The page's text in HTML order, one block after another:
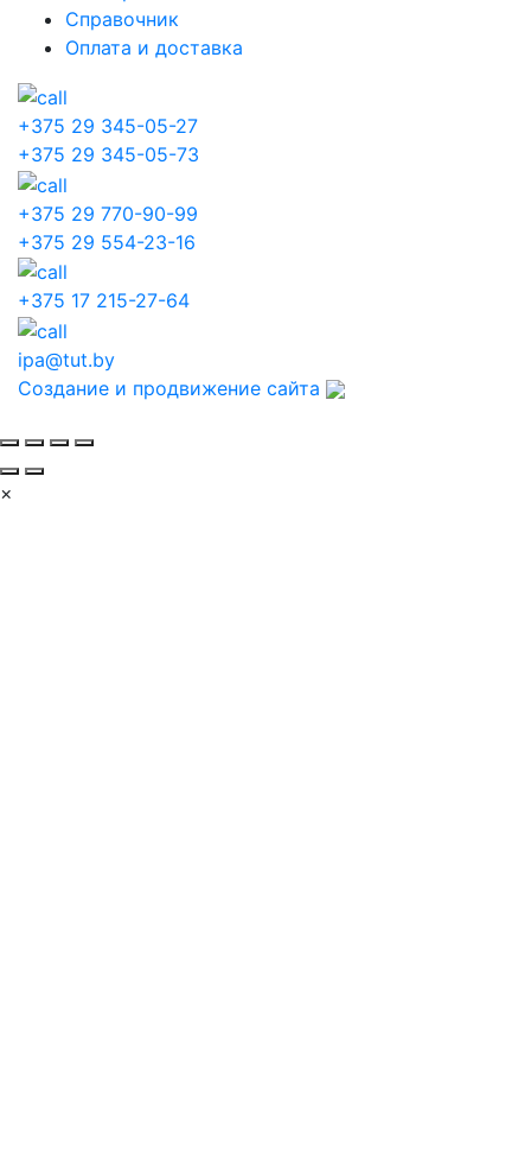
Справочник
Оплата и доставка
+375 29 345-05-27
+375 29 345-05-73
+375 29 770-90-99
+375 29 554-23-16
+375 17 215-27-64
ipa@tut.by
Создание и продвижение сайта
×